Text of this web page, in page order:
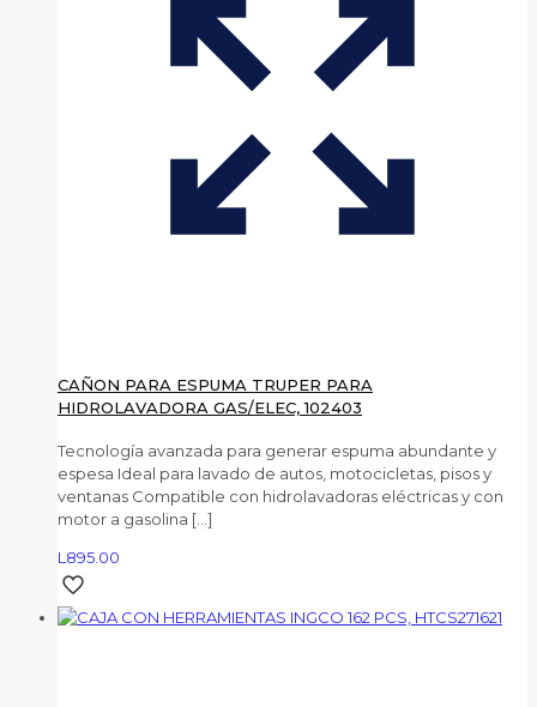
CAÑON PARA ESPUMA TRUPER PARA
HIDROLAVADORA GAS/ELEC, 102403
Tecnología avanzada para generar espuma abundante y
espesa Ideal para lavado de autos, motocicletas, pisos y
ventanas Compatible con hidrolavadoras eléctricas y con
motor a gasolina […]
L895.00